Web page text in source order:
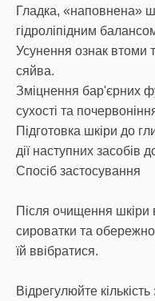
Гладка, «наповнена»
гідроліпідним
Усунення ознак втоми
сяйва.
Зміцнення бар'єрних
сухості та
Підготовка шкіри до
дії наступних засобів
Спосіб застосування
Після очищення шкіри
сироватки та обережно
їй ввібратися.
Відрегулюйте